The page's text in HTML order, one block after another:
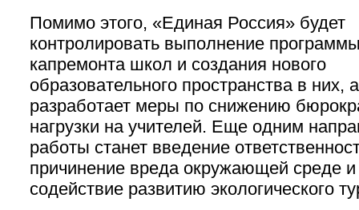
Помимо этого, «Единая Россия» будет
контролировать выполнение
капремонта школ и создания нового
образовательного пространства в них,
разработает меры по снижению
нагрузки на учителей. Еще одним
работы станет введение
причинение вреда окружающей среде и
содействие развитию экологического